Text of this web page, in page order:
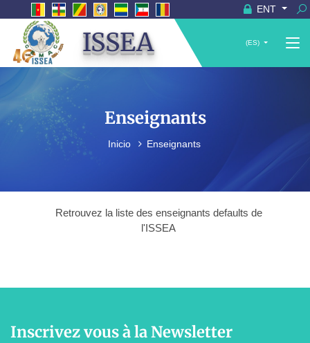
ENT
ISSEA (ES)
Enseignants
Inicio Enseignants
Retrouvez la liste des enseignants defaults de
l'ISSEA
Inscrivez vous à la Newsletter